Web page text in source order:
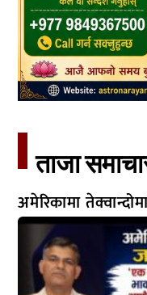
ताजा
अमेरिकामा